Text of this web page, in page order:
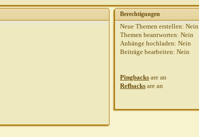
Berechtigungen
Neue Themen erstellen:Nein
Themen beantworten:Nein
Anhänge hochladen:Nein
Beiträge bearbeiten:Nein
Pingbacks arean
Refbacks arean